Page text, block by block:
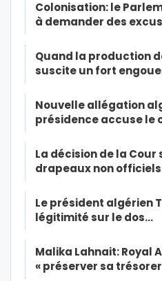
Colonisation: le
à demander des
Quand la production
suscite un fort
Nouvelle allégation
présidence accuse le
La décision de la
drapeaux non
Le président algérien
légitimité sur le dos…
Malika Lahnait: Royal
« préserver sa